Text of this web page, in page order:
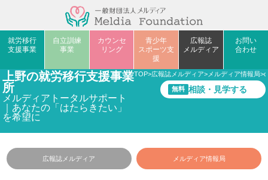
就労移行
支援事業
自立訓練
事業
カウンセ
リング
青少年
スポーツ支
援
広報誌
メルディア
お問い
合わせ
上野の就労移行支援事業
所
メルディアトータルサポート
｜あなたの「はたらきたい」
を希望に
TOP>広報誌メルディア> メルディア情報局>
無料 相談・見学する
広報誌メルディア メルディア情報局